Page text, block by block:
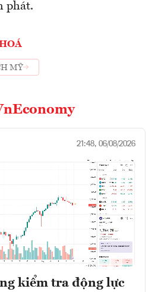
phát.
MỸ
21:48, 06/08/2026
kiểm tra động lực